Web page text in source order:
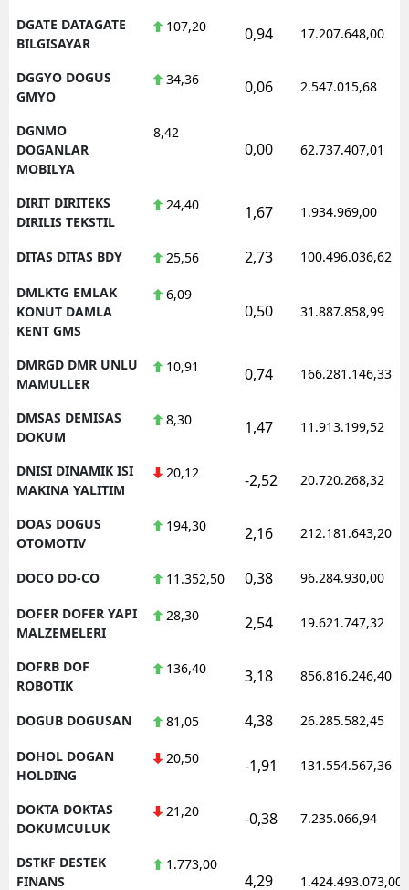
DGATE DATAGATE
BILGISAYAR
107,20 0,94 17.207.648,00
DGGYO DOGUS
GMYO
34,36 0,06 2.547.015,68
DGNMO
DOGANLAR
MOBILYA
8,42
0,00 62.737.407,01
DIRIT DIRITEKS
DIRILIS TEKSTIL
24,40 1,67 1.934.969,00
DITAS DITAS BDY 25,56 2,73 100.496.036,62
DMLKTG EMLAK
KONUT DAMLA
KENT GMS
6,09
0,50 31.887.858,99
DMRGD DMR UNLU
MAMULLER
10,91 0,74 166.281.146,33
DMSAS DEMISAS
DOKUM
8,30 1,47 11.913.199,52
DNISI DINAMIK ISI
MAKINA YALITIM
20,12 -2,52 20.720.268,32
DOAS DOGUS
OTOMOTIV
194,30 2,16 212.181.643,20
DOCO DO-CO 11.352,50 0,38 96.284.930,00
DOFER DOFER YAPI
MALZEMELERI
28,30 2,54 19.621.747,32
DOFRB DOF
ROBOTIK
136,40 3,18 856.816.246,40
DOGUB DOGUSAN 81,05 4,38 26.285.582,45
DOHOL DOGAN
HOLDING
20,50 -1,91 131.554.567,36
DOKTA DOKTAS
DOKUMCULUK
21,20 -0,38 7.235.066,94
DSTKF DESTEK
FINANS
1.773,00
4,29 1.424.493.073,00